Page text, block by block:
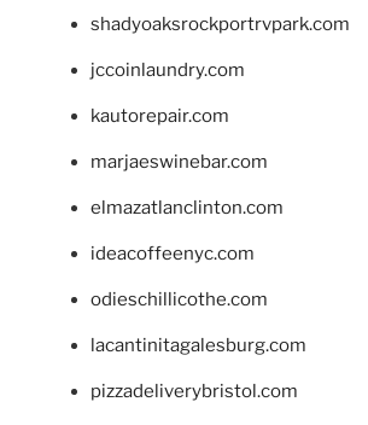
shadyoaksrockportrvpark.com
jccoinlaundry.com
kautorepair.com
marjaeswinebar.com
elmazatlanclinton.com
ideacoffeenyc.com
odieschillicothe.com
lacantinitagalesburg.com
pizzadeliverybristol.com